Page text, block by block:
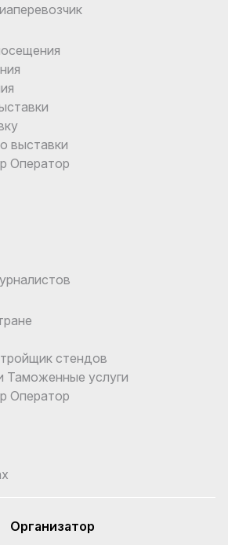
выставки
Оператор
стендов
Таможенные услуги
Оператор
Организатор